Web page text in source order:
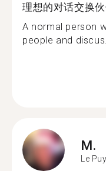
理想的对话交换
A normal person
people and
M.
Le Puy